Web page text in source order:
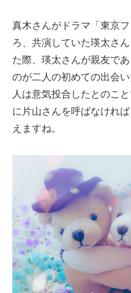
真木さんがドラマ「東京
ろ、共演していた瑛太さ
た際、瑛太さんが親友で
のが二人の初めての出会
人は意気投合したとのこ
に片山さんを呼ばなけれ
えますね。